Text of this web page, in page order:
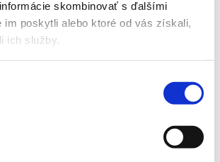
skombinovať s ďalšími
im poskytli alebo ktoré od vás získali,
ich služby.LYON - AS MONACO
vyššej kategórie